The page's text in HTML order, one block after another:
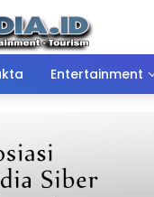
Entertainment